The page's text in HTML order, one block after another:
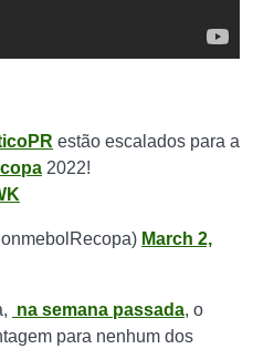
estão escalados para a
2022!
March 2,
na semana passada, o
para nenhum dos